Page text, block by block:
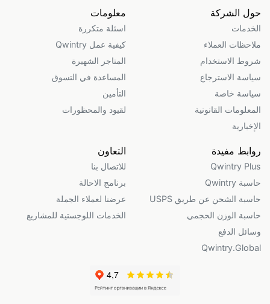
حول الشركة
الخدمات
ملاحظات العملاء
شروط الاستخدام
سياسة الاسترجاع
سياسة خاصة
المعلومات القانونية
الإخبارية
معلومات
اسئلة متكررة
كيفية عمل Qwintry
المتاجر الشهيرة
المساعدة في التسوق
التأمين
لقيود والمحظورات
روابط مفيدة
Qwintry Plus
حاسبة Qwintry
حاسبة الشحن عن طريق USPS
حاسبة الوزن الحجمي
وسائل الدفع
Qwintry.Global
التعاون
للاتصال بنا
برنامج الاحالة
عرضنا لعملاء الجملة
الخدمات اللوجستية للمشاريع